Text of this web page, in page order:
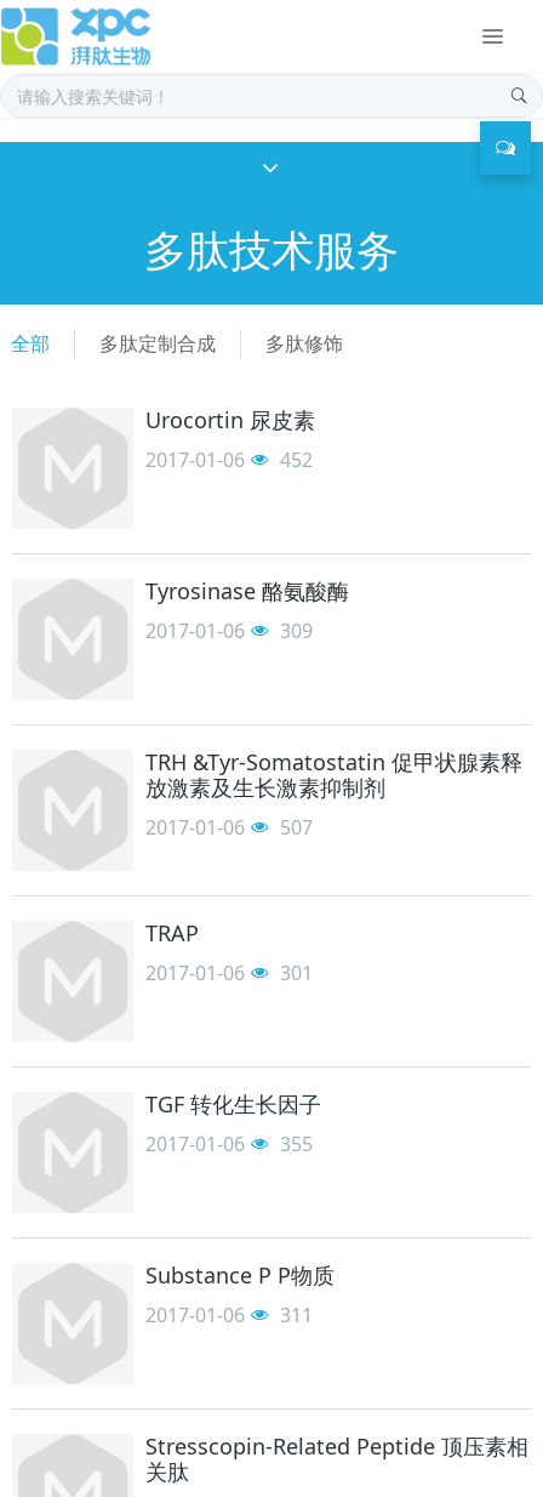
多肽技术服务
全部 多肽定制合成 多肽修饰
Urocortin 尿皮素
2017-01-06 452
Tyrosinase 酪氨酸酶
2017-01-06 309
TRH &Tyr-Somatostatin 促甲状腺素释
放激素及生长激素抑制剂
2017-01-06 507
TRAP
2017-01-06 301
TGF 转化生长因子
2017-01-06 355
Substance P P物质
2017-01-06 311
Stresscopin-Related Peptide 顶压素相
关肽